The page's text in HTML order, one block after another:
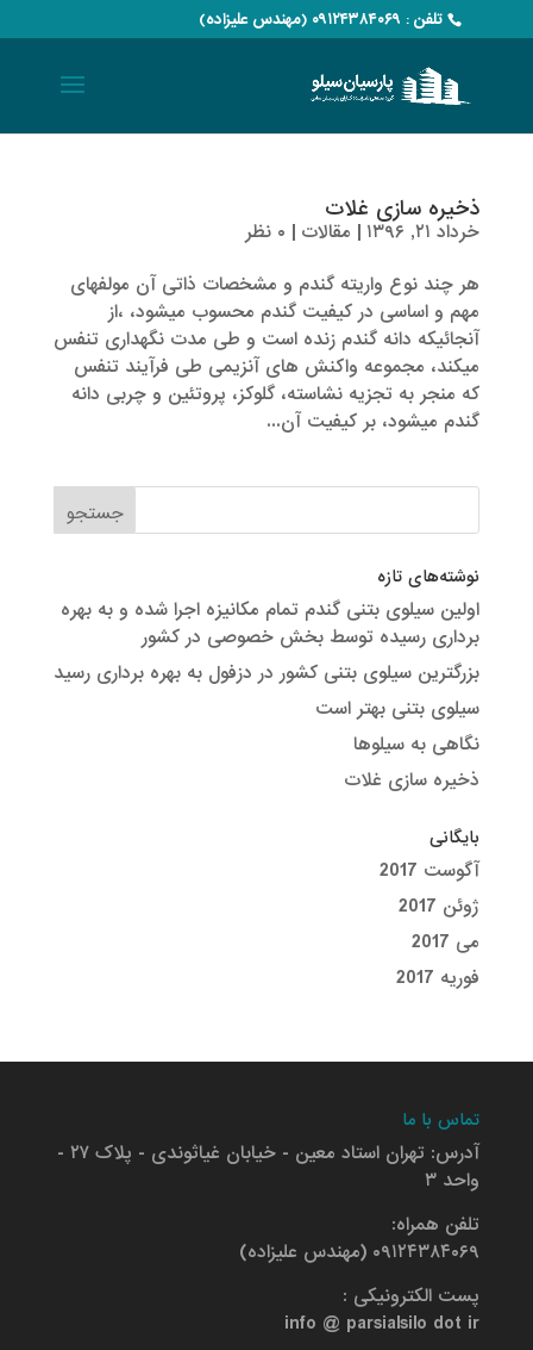
تلفن : ۰۹۱۲۴۳۸۴۰۶۹ (مهندس علیزاده)
ذخیره سازی غلات
خرداد ۲۱, ۱۳۹۶ | مقالات | ۰ نظر
هر چند نوع واریته گندم و مشخصات ذاتی آن مولفه­­­ای
مهم و اساسی در کیفیت گندم محسوب میشود، ،از
آنجائیکه دانه گندم زنده است و طی مدت نگهداری تنفس
می­کند، مجموعه واکنش­ های آنزیمی طی فرآیند تنفس
که منجر به تجزیه نشاسته، گلوکز، پروتئین و چربی دانه
گندم می­شود، بر کیفیت آن...
نوشته‌های تازه
اولین سیلوی بتنی گندم تمام مکانیزه اجرا شده و به بهره
برداری رسیده توسط بخش خصوصی در کشور
بزرگترین سیلوی بتنی کشور در دزفول به بهره برداری رسید
سیلوی بتنی بهتر است
نگاهی به سیلوها
ذخیره سازی غلات
بایگانی
آگوست 2017
ژوئن 2017
می 2017
فوریه 2017
تماس با ما
آدرس: تهران استاد معین - خیابان غیاثوندی - پلاک ۲۷ -
واحد ۳
تلفن همراه:
۰۹۱۲۴۳۸۴۰۶۹ (مهندس علیزاده)
پست الکترونیکی :
info @ parsialsilo dot ir